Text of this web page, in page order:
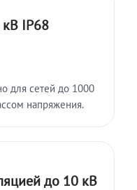
IP68
для сетей до 1000
напряжения.
до 10 кВ